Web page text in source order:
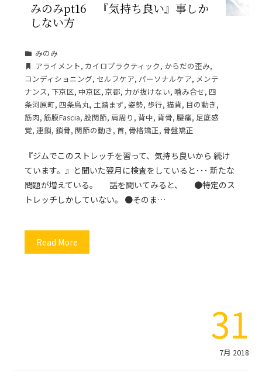
みのみpt16 『気持ち良い』事しか
しない方
みのみ
アライメント, カイロプラクティック, からだの歪み,
コンディショニング, セルフケア, パーソナルケア, メンテ
ナンス, 下京区,中京区,京都, 力が抜けない,噛み合せ,四
条河原町,四条烏丸, 土踏まず,姿勢, 歩行,猫背, 目の動き,
筋肉,筋膜Fascia,股関節, 肩周り , 背中, 背骨,腰痛, 足底感
覚,連鎖,鎖骨,関節の動き,首, 骨格矯正, 骨盤矯正
『ジムでこのストレッチを習って、気持ち良いから 続け
ています。』と聞いた翌月に検査をしていると･･･ 新たな
問題が増えている。 話を聞いてみると、 ●特定のス
トレッチしかしていない。 ●そのま…
Read More
31
7月 2018